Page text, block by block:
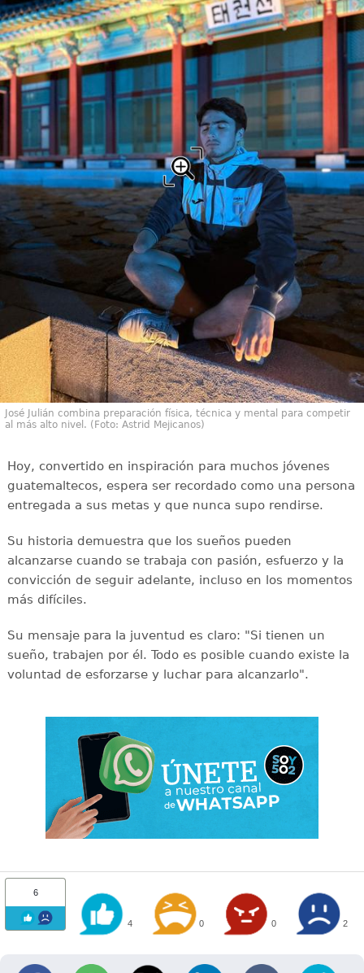
José Julián combina preparación física, técnica y mental para competir
al más alto nivel. (Foto: Astrid Mejicanos)
Hoy, convertido en inspiración para muchos jóvenes
guatemaltecos, espera ser recordado como una persona
entregada a sus metas y que nunca supo rendirse.
Su historia demuestra que los sueños pueden
alcanzarse cuando se trabaja con pasión, esfuerzo y la
convicción de seguir adelante, incluso en los momentos
más difíciles.
Su mensaje para la juventud es claro: "Si tienen un
sueño, trabajen por él. Todo es posible cuando existe la
voluntad de esforzarse y luchar para alcanzarlo".
6
4 0 0 2